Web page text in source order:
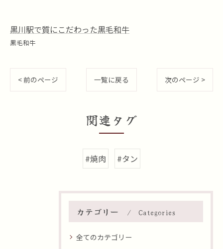
黒川駅で質にこだわった黒毛和牛
黒毛和牛
< 前のページ 一覧に戻る 次のページ >
関連タグ
#焼肉 #タン
カテゴリー Categories
全てのカテゴリー